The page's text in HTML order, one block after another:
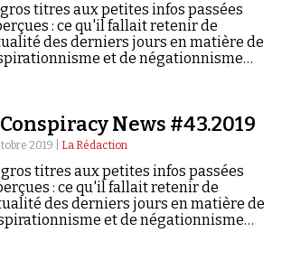
titres aux petites infos passées
: ce qu'il fallait retenir de
des derniers jours en matière de
et de négationnisme
Conspiracy News #43.2019
2019 | La Rédaction
gros titres aux petites infos passées
: ce qu'il fallait retenir de
des derniers jours en matière de
et de négationnisme